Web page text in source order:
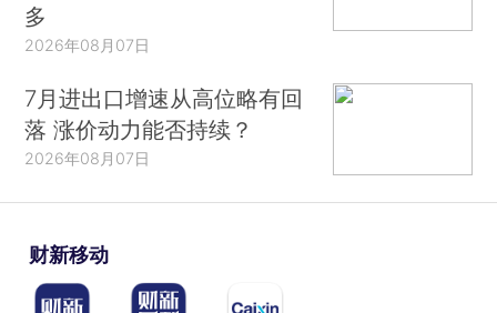
多
2026年08月07日
7月进出口增速从高位略有回
落 涨价动力能否持续？
2026年08月07日
财新移动